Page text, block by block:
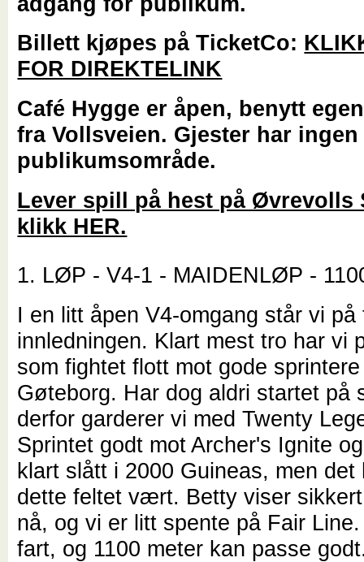
Billett kjøpes på TicketCo:
FOR DIREKTELINK
Café Hygge er åpen, benytt
fra Vollsveien. Gjester har
publikumsområde.
Lever spill på hest på Øvrevolls
klikk HER.
1. LØP - V4-1 - MAIDENLØP -
I en litt åpen V4-omgang står vi
innledningen. Klart mest tro har vi
som fightet flott mot gode
Gøteborg. Har dog aldri startet på
derfor garderer vi med Twenty
Sprintet godt mot Archer's Ignite
klart slått i 2000 Guineas, men det
dette feltet vært. Betty viser
nå, og vi er litt spente på Fair
fart, og 1100 meter kan passe